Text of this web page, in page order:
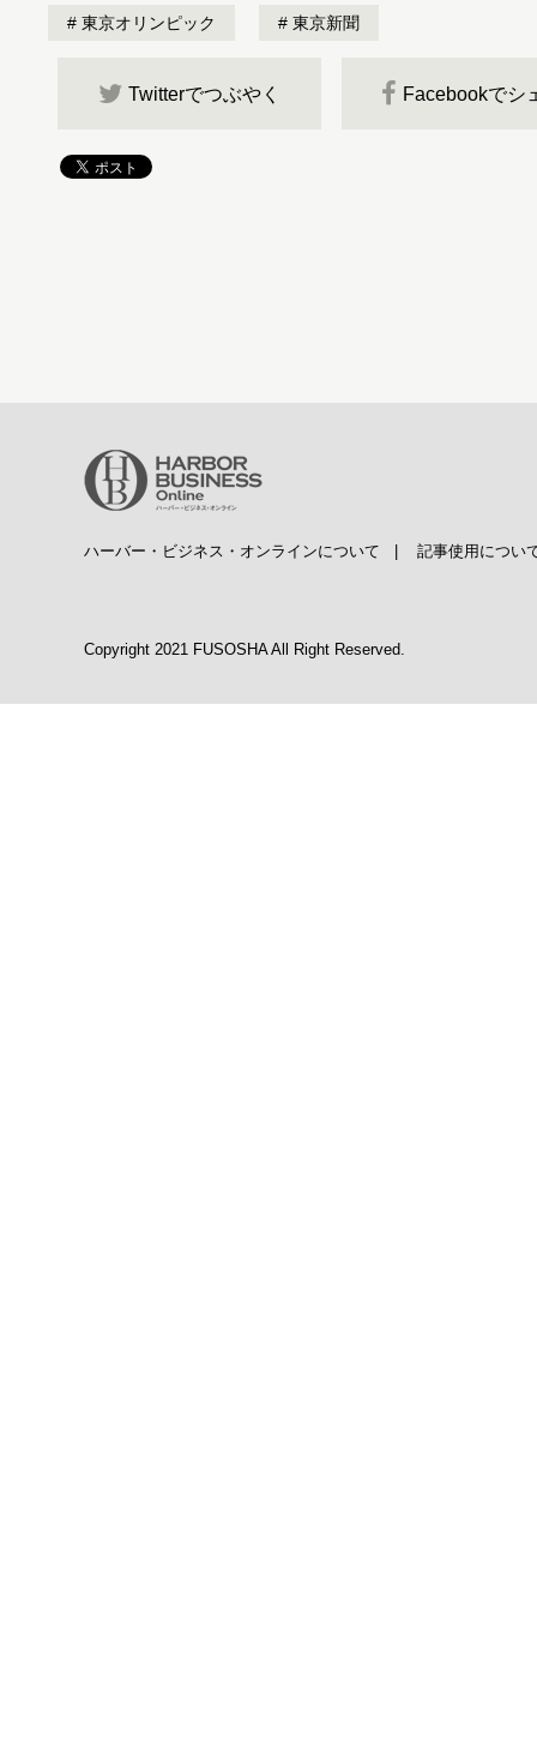
東京オリンピック 東京新聞
Twitterでつぶやく Facebookでシ
ハーバー・ビジネス・オンラインについて 記事使用につい
Copyright 2021 FUSOSHA All Right Reserved.